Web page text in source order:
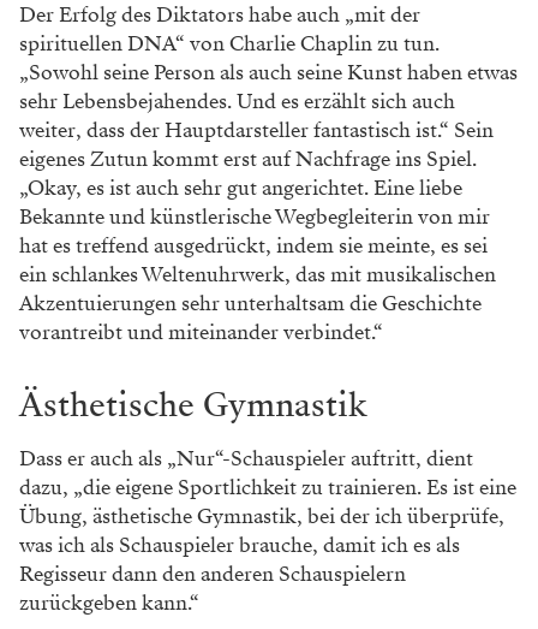
Der Erfolg des Diktators habe auch „mit der
spirituellen DNA“ von Charlie Chaplin zu tun.
„Sowohl seine Person als auch seine Kunst haben etwas
sehr Lebensbejahendes. Und es erzählt sich auch
weiter, dass der Hauptdarsteller fantastisch ist.“ Sein
eigenes Zutun kommt erst auf Nachfrage ins Spiel.
„Okay, es ist auch sehr gut angerichtet. Eine liebe
Bekannte und künstlerische Wegbegleiterin von mir
hat es treffend ausgedrückt, indem sie meinte, es sei
ein schlankes Weltenuhrwerk, das mit musikalischen
Akzentuierungen sehr unterhaltsam die Geschichte
vorantreibt und miteinander verbindet.“
Ästhetische Gymnastik
Dass er auch als „Nur“-Schauspieler auftritt, dient
dazu, „die eigene Sportlichkeit zu trainieren. Es ist eine
Übung, ästhetische Gymnastik, bei der ich überprüfe,
was ich als Schauspieler brauche, damit ich es als
Regisseur dann den anderen Schauspielern
zurückgeben kann.“